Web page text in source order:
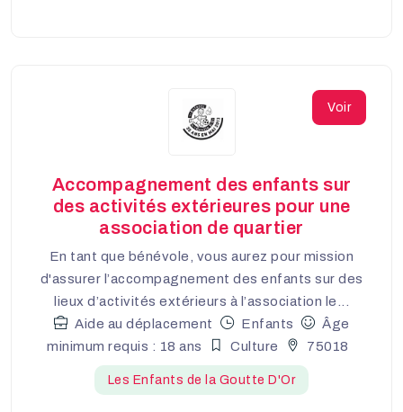
Voir
Accompagnement des enfants sur
des activités extérieures pour une
association de quartier
En tant que bénévole, vous aurez pour mission
d'assurer l’accompagnement des enfants sur des
lieux d’activités extérieurs à l’association le...
Aide au déplacement
Enfants
Âge
minimum requis : 18 ans
Culture 75018
Les Enfants de la Goutte D'Or